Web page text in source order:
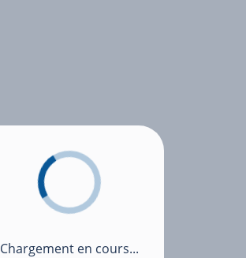
Chargement en cours...